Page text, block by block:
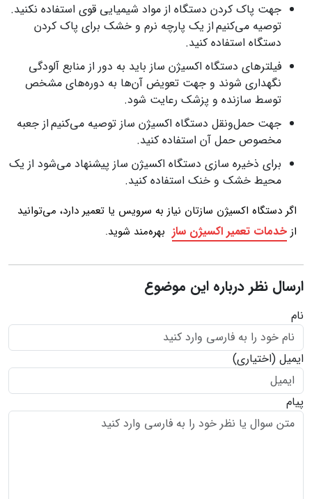
جهت پاک کردن دستگاه از مواد شیمیایی قوی استفاده نکنید.
توصیه می‌کنیم از یک پارچه نرم و خشک برای پاک کردن
دستگاه استفاده کنید.
فیلترهای دستگاه اکسیژن ساز باید به دور از منابع آلودگی
نگهداری شوند و جهت تعویض آن‌ها به دوره‌‌های مشخص
توسط سازنده و پزشک رعایت شود.
جهت حمل‌ونقل دستگاه اکسیژن ساز توصیه می‌کنیم از جعبه
مخصوص حمل آن استفاده کنید.
برای ذخیره سازی دستگاه اکسیژن ساز پیشنهاد می‌شود از یک
محیط خشک و خنک استفاده کنید.
اگر دستگاه اکسیژن سازتان نیاز به سرویس یا تعمیر دارد، می‌توانید
از خدمات تعمیر اکسیژن ساز بهره‌مند شوید.
ارسال نظر درباره این موضوع
نام
ایمیل (اختیاری)
پیام